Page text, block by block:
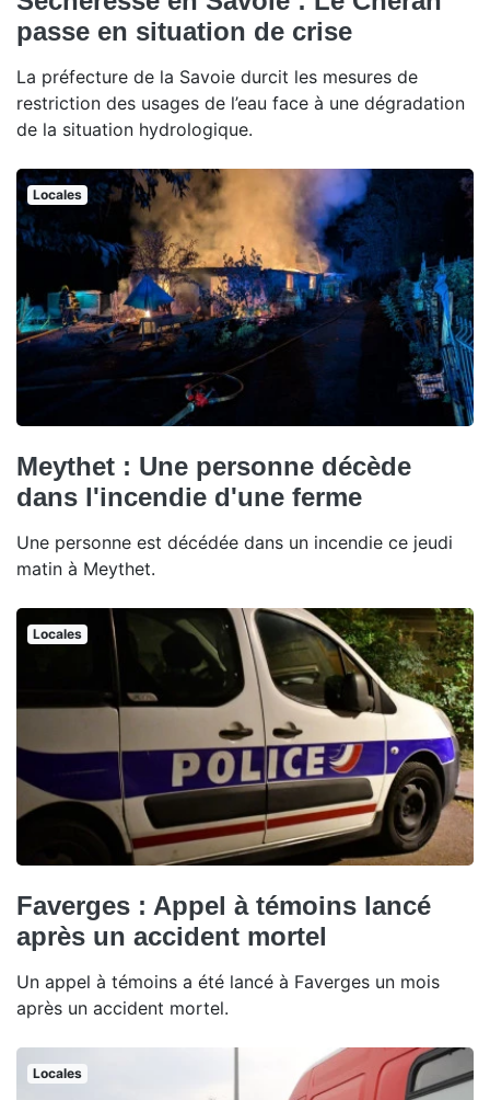
passe en situation de crise
La préfecture de la Savoie durcit les mesures de
restriction des usages de l’eau face à une dégradation
de la situation hydrologique.
Locales
Meythet : Une personne décède
dans l'incendie d'une ferme
Une personne est décédée dans un incendie ce jeudi
matin à Meythet.
Locales
Faverges : Appel à témoins lancé
après un accident mortel
Un appel à témoins a été lancé à Faverges un mois
après un accident mortel.
Locales